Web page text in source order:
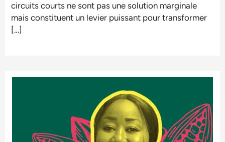
circuits courts ne sont pas une solution marginale
mais constituent un levier puissant pour transformer
[…]